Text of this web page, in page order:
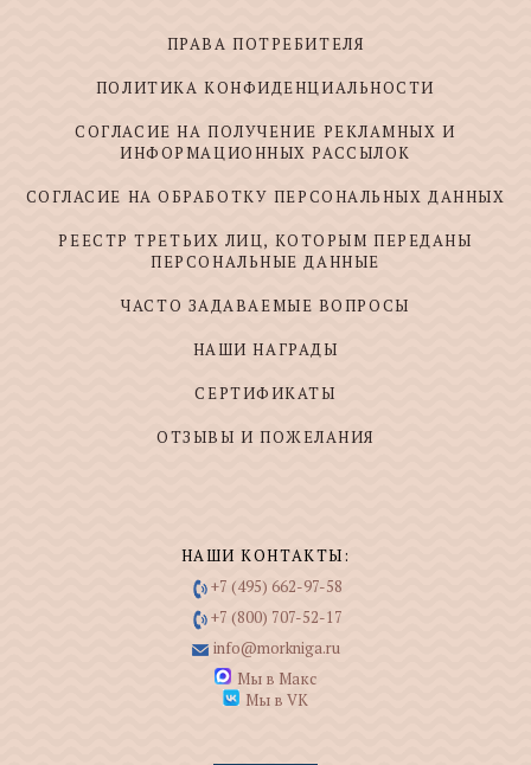
ПРАВА ПОТРЕБИТЕЛЯ
ПОЛИТИКА КОНФИДЕНЦИАЛЬНОСТИ
СОГЛАСИЕ НА ПОЛУЧЕНИЕ РЕКЛАМНЫХ И
ИНФОРМАЦИОННЫХ РАССЫЛОК
СОГЛАСИЕ НА ОБРАБОТКУ ПЕРСОНАЛЬНЫХ ДАННЫХ
РЕЕСТР ТРЕТЬИХ ЛИЦ, КОТОРЫМ ПЕРЕДАНЫ
ПЕРСОНАЛЬНЫЕ ДАННЫЕ
ЧАСТО ЗАДАВАЕМЫЕ ВОПРОСЫ
НАШИ НАГРАДЫ
СЕРТИФИКАТЫ
ОТЗЫВЫ И ПОЖЕЛАНИЯ
НАШИ КОНТАКТЫ:
+7 (495) 662-97-58
+7 (800) 707-52-17
info@morkniga.ru
Мы в Макс
Мы в VK